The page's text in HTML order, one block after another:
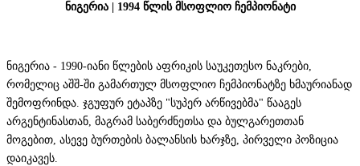
ნიგერია | 1994 წლის მსოფლიო ჩემპიონატი
ნიგერია - 1990-იანი წლების აფრიკის საუკეთესო ნაკრები,
რომელიც აშშ-ში გამართულ მსოფლიო ჩემპიონატზე ხმაურიანად
შემოფრინდა. ჯგუფურ ეტაპზე "სუპერ არწივებმა" წააგეს
არგენტინასთან, მაგრამ საბერძნეთსა და ბულგარეთთან
მოგებით, ასევე ბურთების ბალანსის ხარჯზე, პირველი პოზიცია
დაიკავეს.